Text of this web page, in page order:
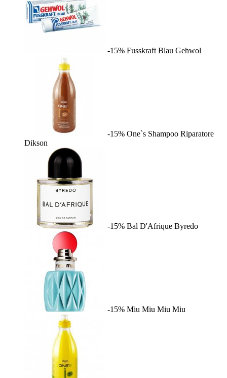
-15% Fusskraft Blau Gehwol
-15% One`s Shampoo Riparatore
Dikson
-15% Bal D'Afrique Byredo
-15% Miu Miu Miu Miu